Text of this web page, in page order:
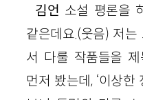
김언 소설 평론을
같은데요.(웃음) 저는
서 다룰 작품들을 제
먼저 봤는데, ‘이상한